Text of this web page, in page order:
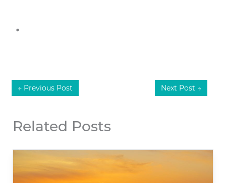
.
← Previous Post Next Post →
Related Posts